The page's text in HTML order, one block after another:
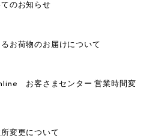
のお知らせ
お荷物のお届けについて
お客さまセンター 営業時間変
変更について